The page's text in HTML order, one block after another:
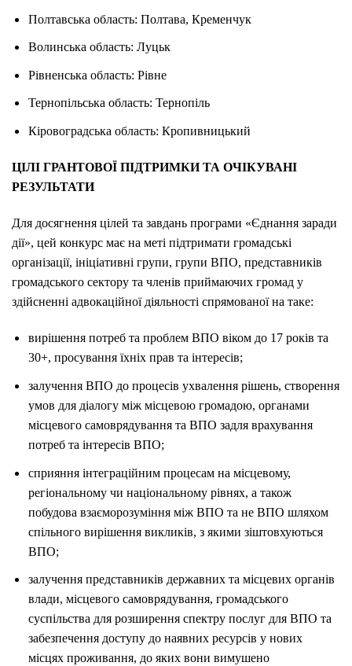
Полтавська область: Полтава, Кременчук
Волинська область: Луцьк
Рівненська область: Рівне
Тернопільська область: Тернопіль
Кіровоградська область: Кропивницький
ЦІЛІ ГРАНТОВОЇ ПІДТРИМКИ ТА ОЧІКУВАНІ
РЕЗУЛЬТАТИ
Для досягнення цілей та завдань програми «Єднання заради
дії», цей конкурс має на меті підтримати громадські
організації, ініціативні групи, групи ВПО, представників
громадського сектору та членів приймаючих громад у
здійсненні адвокаційної діяльності спрямованої на таке:
вирішення потреб та проблем ВПО віком до 17 років та
30+, просування їхніх прав та інтересів;
залучення ВПО до процесів ухвалення рішень, створення
умов для діалогу між місцевою громадою, органами
місцевого самоврядування та ВПО задля врахування
потреб та інтересів ВПО;
сприяння інтеграційним процесам на місцевому,
регіональному чи національному рівнях, а також
побудова взаєморозуміння між ВПО та не ВПО шляхом
спільного вирішення викликів, з якими зіштовхуються
ВПО;
залучення представників державних та місцевих органів
влади, місцевого самоврядування, громадського
суспільства для розширення спектру послуг для ВПО та
забезпечення доступу до наявних ресурсів у нових
місцях проживання, до яких вони вимушено